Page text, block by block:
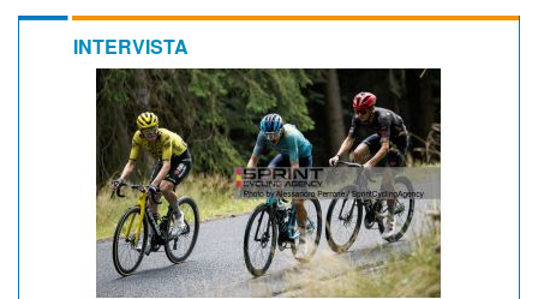
INTERVISTA